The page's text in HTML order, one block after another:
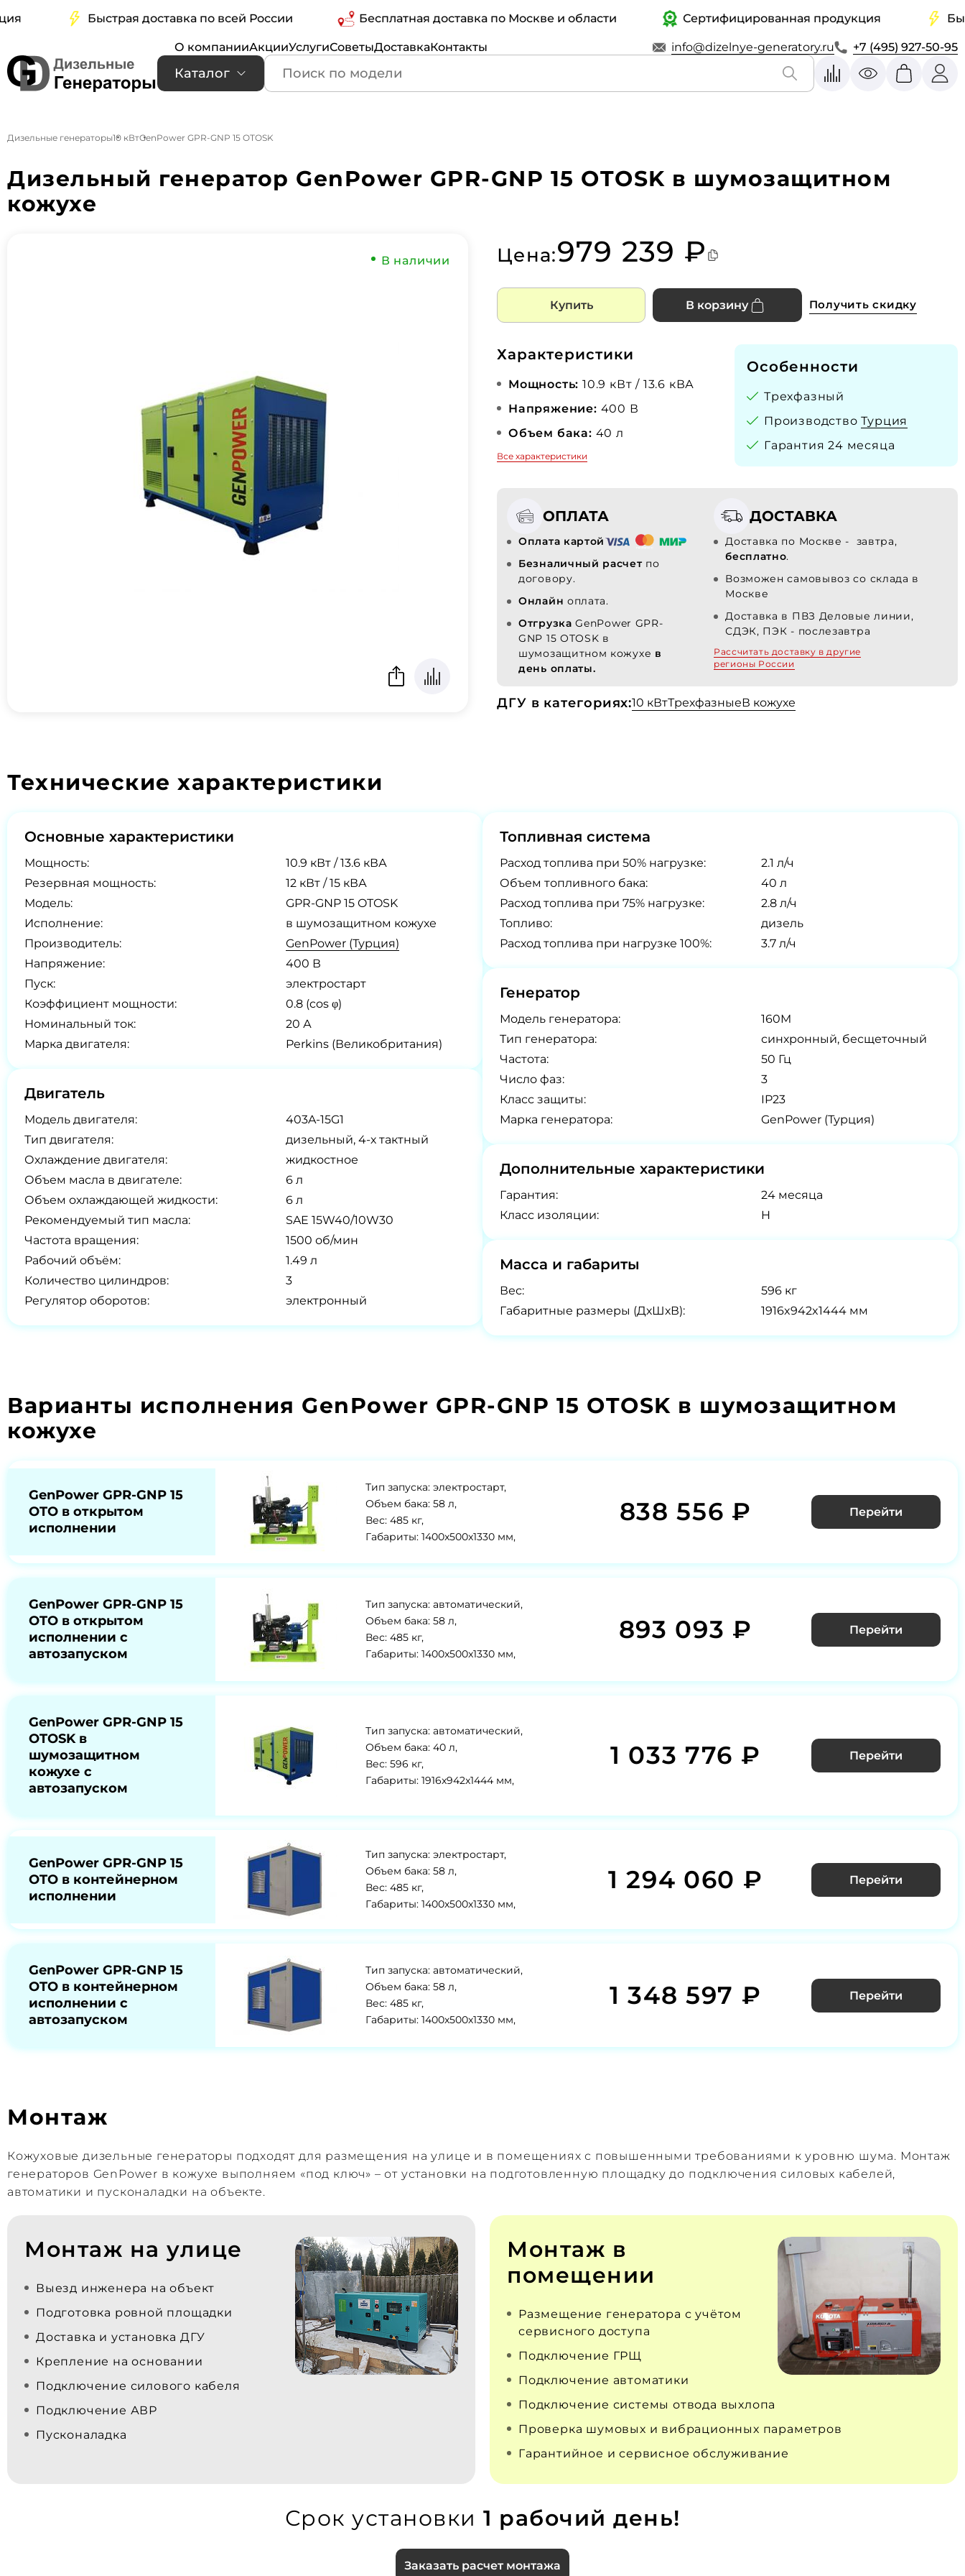
Быстрая доставка по всей России Бесплатная доставка по Москве и области Сертифицированная продукция
О компанииАкцииУслугиСоветыДоставкаКонтакты info@dizelnye-generatory.ru +7 (495) 927-50-95
Каталог
Дизельные генераторы10 кВтGenPower GPR-GNP 15 OTOSK
Дизельный генератор GenPower GPR-GNP 15 OTOSK в шумозащитном
кожухе
В наличии Цена:979 239 ₽
Купить В корзину Получить скидку
Характеристики
Мощность: 10.9 кВт / 13.6 кВА
Напряжение: 400 В
Объем бака: 40 л
Все характеристики
Особенности
Трехфазный
ПроизводствоТурция
Гарантия 24 месяца
ОПЛАТА
Оплата картой
Безналичный расчет по
договору.
Онлайн оплата.
Отгрузка GenPower GPR-
GNP 15 OTOSK в
шумозащитном кожухе в
день оплаты.
ДОСТАВКА
Доставка по Москве - завтра,
бесплатно.
Возможен самовывоз со склада в
Москве
Доставка в ПВЗ Деловые линии,
СДЭК, ПЭК - послезавтра
Рассчитать доставку в другие
регионы России
ДГУ в категориях:10 кВтТрехфазныеВ кожухе
Технические характеристики
Основные характеристики
Мощность:
10.9 кВт / 13.6 кВА
Резервная мощность:
12 кВт / 15 кВА
Модель:
GPR-GNP 15 OTOSK
Исполнение:
в шумозащитном кожухе
Производитель:
GenPower (Турция)
Напряжение:
400 В
Пуск:
электростарт
Коэффициент мощности:
0.8 (cos φ)
Номинальный ток:
20 А
Марка двигателя:
Perkins (Великобритания)
Двигатель
Модель двигателя:
403A-15G1
Тип двигателя:
дизельный, 4-х тактный
Охлаждение двигателя:
жидкостное
Объем масла в двигателе:
6 л
Объем охлаждающей жидкости:
6 л
Рекомендуемый тип масла:
SAE 15W40/10W30
Частота вращения:
1500 об/мин
Рабочий объём:
1.49 л
Количество цилиндров:
3
Регулятор оборотов:
электронный
Топливная система
Расход топлива при 50% нагрузке:
2.1 л/ч
Объем топливного бака:
40 л
Расход топлива при 75% нагрузке:
2.8 л/ч
Топливо:
дизель
Расход топлива при нагрузке 100%:
3.7 л/ч
Генератор
Модель генератора:
160M
Tип генератора:
синхронный, бесщеточный
Частота:
50 Гц
Число фаз:
3
Класс защиты:
IP23
Марка генератора:
GenPower (Турция)
Дополнительные характеристики
Гарантия:
24 месяца
Класс изоляции:
H
Масса и габариты
Вес:
596 кг
Габаритные размеры (ДхШхВ):
1916x942x1444 мм
Варианты исполнения GenPower GPR-GNP 15 OTOSK в шумозащитном
кожухе
GenPower GPR-GNP 15
OTO в открытом
исполнении
Тип запуска: электростарт,
Объем бака: 58 л,
Вес: 485 кг,
Габариты: 1400x500x1330 мм,
838 556 ₽ Перейти
GenPower GPR-GNP 15
OTO в открытом
исполнении с
автозапуском
Тип запуска: автоматический,
Объем бака: 58 л,
Вес: 485 кг,
Габариты: 1400x500x1330 мм,
893 093 ₽ Перейти
GenPower GPR-GNP 15
OTOSK в
шумозащитном
кожухе с
автозапуском
Тип запуска: автоматический,
Объем бака: 40 л,
Вес: 596 кг,
Габариты: 1916x942x1444 мм,
1 033 776 ₽ Перейти
GenPower GPR-GNP 15
OTO в контейнерном
исполнении
Тип запуска: электростарт,
Объем бака: 58 л,
Вес: 485 кг,
Габариты: 1400х500х1330 мм,
1 294 060 ₽ Перейти
GenPower GPR-GNP 15
OTO в контейнерном
исполнении с
автозапуском
Тип запуска: автоматический,
Объем бака: 58 л,
Вес: 485 кг,
Габариты: 1400х500х1330 мм,
1 348 597 ₽ Перейти
Монтаж
Кожуховые дизельные генераторы подходят для размещения на улице и в помещениях с повышенными требованиями к уровню шума. Монтаж
генераторов GenPower в кожухе выполняем «под ключ» – от установки на подготовленную площадку до подключения силовых кабелей,
автоматики и пусконаладки на объекте.
Монтаж на улице
Выезд инженера на объект
Подготовка ровной площадки
Доставка и установка ДГУ
Крепление на основании
Подключение силового кабеля
Подключение АВР
Пусконаладка
Монтаж в
помещении
Размещение генератора с учётом
сервисного доступа
Подключение ГРЩ
Подключение автоматики
Подключение системы отвода выхлопа
Проверка шумовых и вибрационных параметров
Гарантийное и сервисное обслуживание
Срок установки 1 рабочий день!
Заказать расчет монтажа